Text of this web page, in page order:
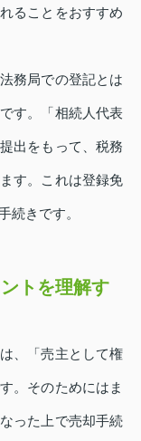
ることをおすすめ
務局での登記とは
す。「相続人代表
出をもって、税務
す。これは登録免
続きです。
トを理解す
、「売主として権
。そのためにはま
った上で売却手続